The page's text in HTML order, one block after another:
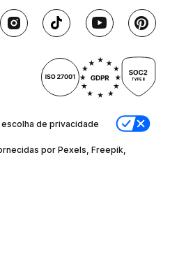
de privacidade
por Pexels, Freepik,